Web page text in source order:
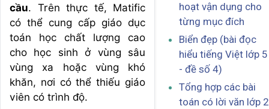
cầu. Trên thực tế, Matific
có thể cung cấp giáo dục
toán học chất lượng cao
cho học sinh ở vùng sâu
vùng xa hoặc vùng khó
khăn, nơi có thể thiếu giáo
viên có trình độ.
hoạt vận dụng cho
từng mục đích
Biển đẹp (bài đọc
hiểu tiếng Việt lớp 5
- đề số 4)
Tổng hợp các bài
toán có lời văn lớp 2